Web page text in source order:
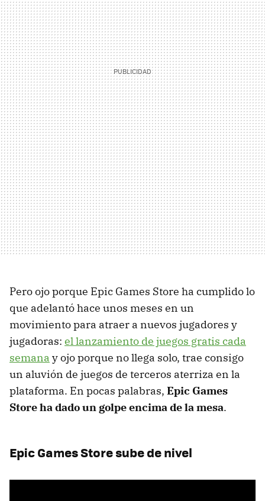
Pero ojo porque Epic Games Store ha cumplido lo
que adelantó hace unos meses en un
movimiento para atraer a nuevos jugadores y
jugadoras: el lanzamiento de juegos gratis cada
semana y ojo porque no llega solo, trae consigo
un aluvión de juegos de terceros aterriza en la
plataforma. En pocas palabras, Epic Games
Store ha dado un golpe encima de la mesa.
Epic Games Store sube de nivel